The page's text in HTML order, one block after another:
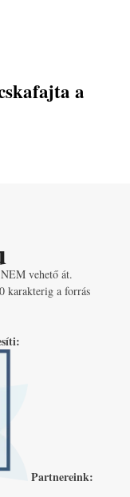
a
vehető át.
karakterig a forrás
Partnereink: